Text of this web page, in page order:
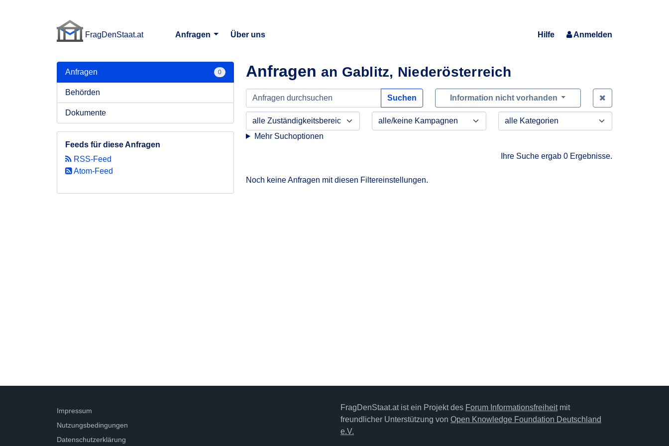
FragDenStaat.at
Anfragen
Über uns Hilfe Anmelden
Anfragen an Gablitz, Niederösterreich
Suchen Information nicht vorhanden
Mehr Suchoptionen
Ihre Suche ergab 0 Ergebnisse.
Noch keine Anfragen mit diesen Filtereinstellungen.
Anfragen 0
Behörden
Dokumente
Feeds für diese Anfragen
RSS-Feed
Atom-Feed
Impressum
Nutzungsbedingungen
Datenschutzerklärung
FragDenStaat.at ist ein Projekt des Forum Informationsfreiheitmit
freundlicher Unterstützung von Open Knowledge Foundation Deutschland
e.V.